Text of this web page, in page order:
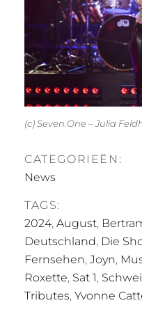
(c) Seven.One – Julia
CATEGORIEËN:
News
TAGS:
2024, August,
Deutschland, Die
Fernsehen, Joyn,
Roxette, Sat 1,
Tributes, Yvonne